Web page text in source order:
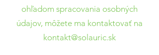
ohľadom spracovania osobných
údajov, môžete ma kontaktovať na
kontakt@solauric.sk